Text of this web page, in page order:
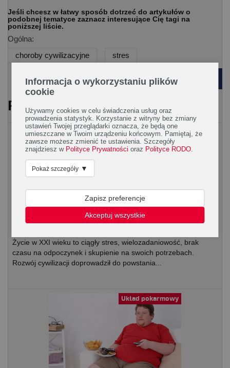
Jeśli chcesz w łatwy sposób dotrzeć do artykułów o
podobnej tematyce zaznacz interesujące Cię tagi na
poniższej liście.
Ogólna:
choroby cywilizacyjne
stres
PRZECZYTAJ RÓWNIEŻ
Układ krwionośny
Na co cierpi nasze serce w XXI wieku?
Życie w XXI wieku to ciągły stres, wielozadaniowość, brak
czasu na odpoczynek i skupienie na swoich potrzebach.
Rozwój cywilizacji doprowadził do powstania...
Układ pokarmowy
Informacja o wykorzystaniu plików
cookie
Używamy cookies w celu świadczenia usług oraz
prowadzenia statystyk. Korzystanie z witryny bez zmiany
ustawień Twojej przeglądarki oznacza, że będą one
umieszczane w Twoim urządzeniu końcowym. Pamiętaj, że
zawsze możesz zmienić te ustawienia. Szczegóły
znajdziesz w Polityce Prywatności oraz Polityce RODO
Pokaż szczegóły ▼
Zapisz preferencje
Akceptuj wszystkie